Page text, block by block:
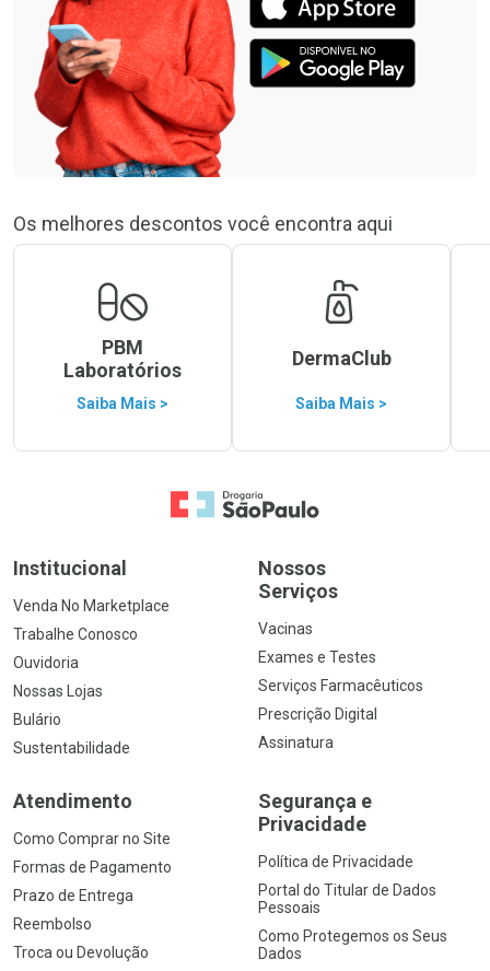
Os melhores descontos você encontra aqui
PBM
Laboratórios
Saiba Mais >
DermaClub
Saiba Mais >
Ir para a Home
Institucional
Venda No Marketplace
Trabalhe Conosco
Ouvidoria
Nossas Lojas
Bulário
Sustentabilidade
Nossos
Serviços
Vacinas
Exames e Testes
Serviços Farmacêuticos
Prescrição Digital
Assinatura
Atendimento
Como Comprar no Site
Formas de Pagamento
Prazo de Entrega
Reembolso
Troca ou Devolução
Segurança e
Privacidade
Política de Privacidade
Portal do Titular de Dados
Pessoais
Como Protegemos os Seus
Dados